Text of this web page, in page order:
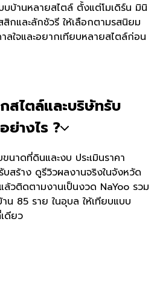
บบ้านหลายสไตล์ ตั้งแต่โมเดิร์น มินิ
กและลักชัวรี ให้เลือกตามรสนิยม
ลใจและอยากเทียบหลายสไตล์ก่อน
สไตล์และบริษัทรับ
ย่างไร ?
นาดที่ดินและงบ ประเมินราคา
สร้าง ดูรีวิวผลงานจริงในจังหวัด
วติดตามงานเป็นงวด NaYoo รวม
น 85 ราย ในอุบล ให้เทียบแบบ
ดียว